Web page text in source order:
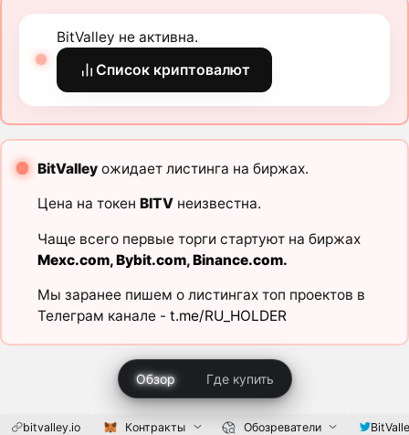
BitValley не активна.
Список криптовалют
BitValleyожидает листинга на биржах.
Цена на токен BITVнеизвестна.
Чаще всего первые торги стартуют на биржах
Mexc.com,Bybit.com,Binance.com.
Мы заранее пишем о листингах топ проектов в
Телеграм канале - t.me/RU_HOLDER
Обзор Где купить
bitvalley.io Контракты Обозреватели